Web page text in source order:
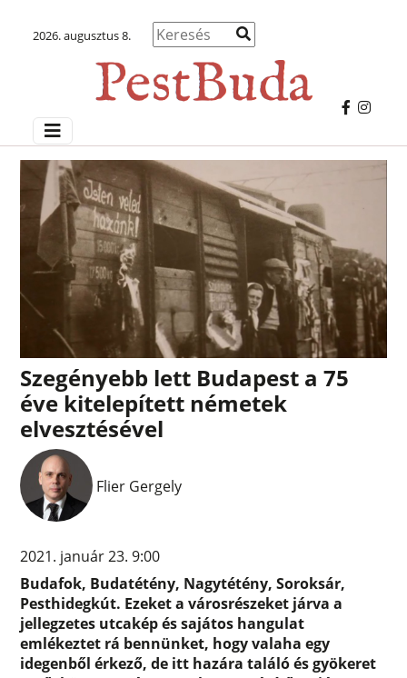
2026. augusztus 8.
Szegényebb lett Budapest a 75
éve kitelepített németek
elvesztésével
Flier Gergely
2021. január 23. 9:00
Budafok, Budatétény, Nagytétény, Soroksár,
Pesthidegkút. Ezeket a városrészeket járva a
jellegzetes utcakép és sajátos hangulat
emlékeztet rá bennünket, hogy valaha egy
idegenből érkező, de itt hazára találó és gyökeret